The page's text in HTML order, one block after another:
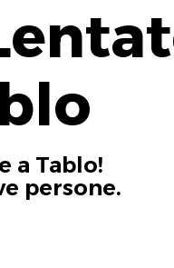
a Tablo!
persone.